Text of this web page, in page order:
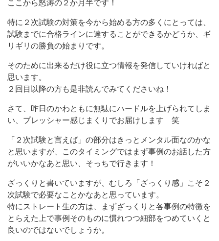
ここから怒涛の２か月半です！
特に２次試験の対策を今から始める方の多くにとっては、
試験までに合格ラインに達することができるかどうか、ギ
リギリの勝負の始まりです。
そのために出来るだけ役に立つ情報を発信していければと
思います。
２回目以降の方も是非読んでみてくださいね！
さて、昨日のかわともに無駄にハードルを上げられてしま
い、プレッシャー感じまくりでお届けします 笑
「２次試験と言えば」の部分はきっとメンタル面なのかな
と思いますが、このタイミングではまず事例のお話した方
がいいかなあと思い、そっちで行きます！
ざっくりと書いていますが、むしろ「ざっくり感」こそ２
次試験で必要なことかなあと思っています。
特にストレート生の方は、まずざっくりと各事例の特徴を
とらえた上で事例そのものに慣れつつ細部をつめていくと
良いのではないでしょうか。